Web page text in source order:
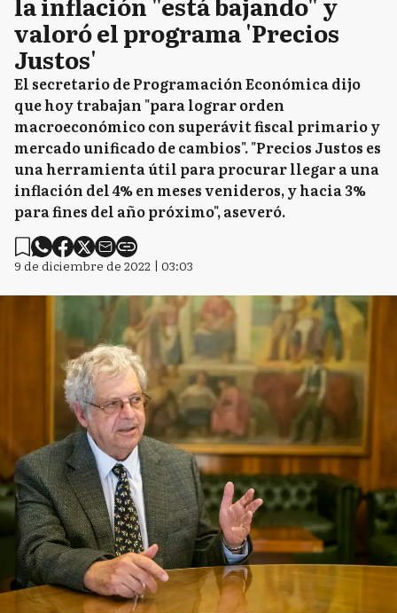
valoró el programa 'Precios
Justos'
El secretario de Programación Económica dijo
que hoy trabajan "para lograr orden
macroeconómico con superávit fiscal primario y
mercado unificado de cambios". "Precios Justos es
una herramienta útil para procurar llegar a una
inflación del 4% en meses venideros, y hacia 3%
para fines del año próximo", aseveró.
9 de diciembre de 2022 | 03:03